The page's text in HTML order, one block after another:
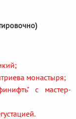
монастыря;
с мастер-